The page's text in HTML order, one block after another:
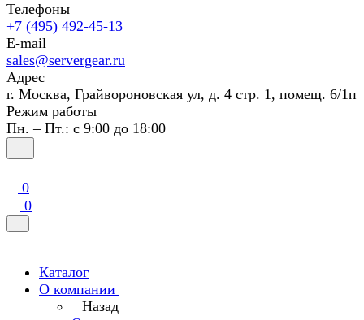
Телефоны
+7 (495) 492-45-13
E-mail
sales@servergear.ru
Адрес
г. Москва, Грайвороновская ул, д. 4 стр. 1, помещ. 6/1п
Режим работы
Пн. – Пт.: с 9:00 до 18:00
0
0
Каталог
О компании
Назад